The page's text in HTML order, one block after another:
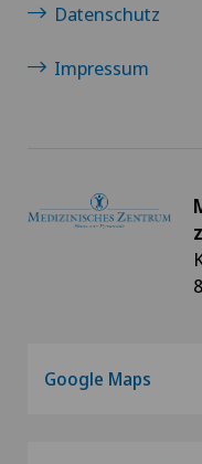
Datenschutz
Impressum
Google Maps